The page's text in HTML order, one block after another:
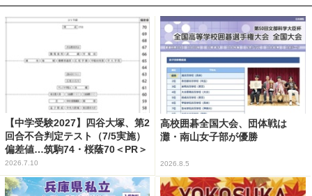
【中学受験2027】四谷大塚、第2
回合不合判定テスト（7/5実施）
偏差値…筑駒74・桜蔭70＜PR＞
2026.7.10
高校囲碁全国大会、団体戦は
灘・南山女子部が優勝
2026.8.5